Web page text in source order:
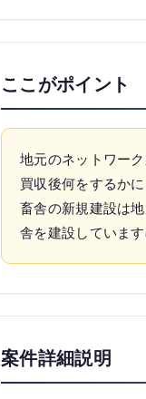
ここがポイント
地元のネットワーク
買収後何をするか
畜舎の新規建設は
舎を建設していま
案件詳細説明